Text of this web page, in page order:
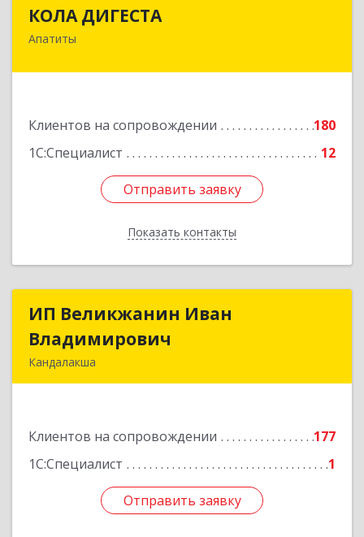
КОЛА ДИГЕСТА
Апатиты
Клиентов на сопровождении
180
1С:Специалист
12
Отправить заявку
Показать контакты
Отправить заявку
Назад
ИП Великжанин Иван
Владимирович
Кандалакша
Клиентов на сопровождении
177
1С:Специалист
1
Отправить заявку
ИП Великжанин Иван
Подробнее
Отправить заявку